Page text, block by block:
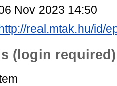
Nov 2023 14:50
http://real.mtak.hu/id/
(login required)